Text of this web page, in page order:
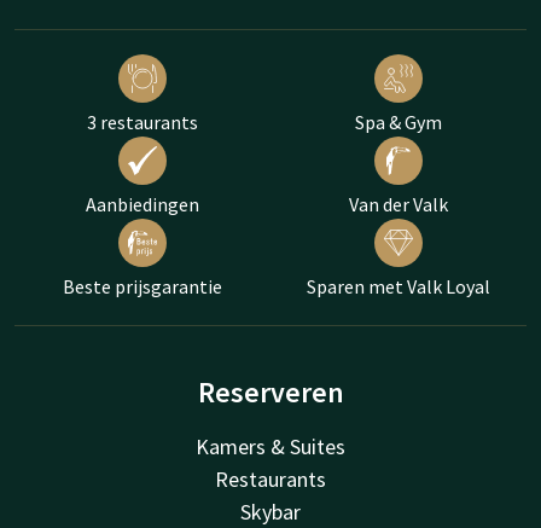
3 restaurants Spa & Gym
Aanbiedingen Van der Valk
Beste prijsgarantie Sparen met Valk Loyal
Reserveren
Kamers & Suites
Restaurants
Skybar